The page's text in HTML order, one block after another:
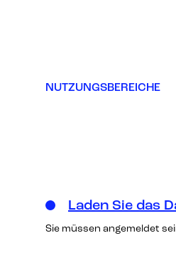
NUTZUNGSBEREICHE
Laden Sie das
Sie müssen angemeldet